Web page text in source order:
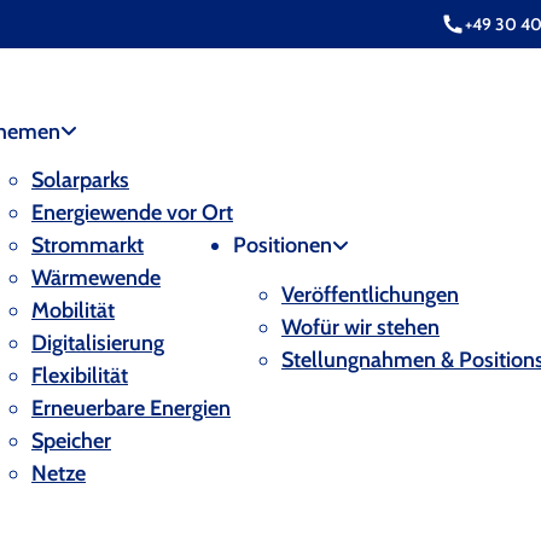
+49 30
Solarparks
Energiewende vor Ort
Strommarkt
Wärmewende
Mobilität
Digitalisierung
Flexibilität
Erneuerbare Energien
Speicher
Netze
Positionen
Veröffentlichungen
Wofür wir stehen
Stellungnahmen &